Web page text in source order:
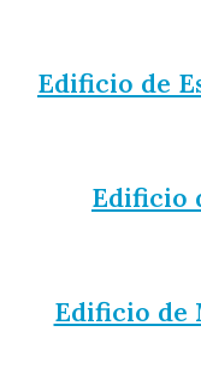
Edificio de
Edificio
Edificio de